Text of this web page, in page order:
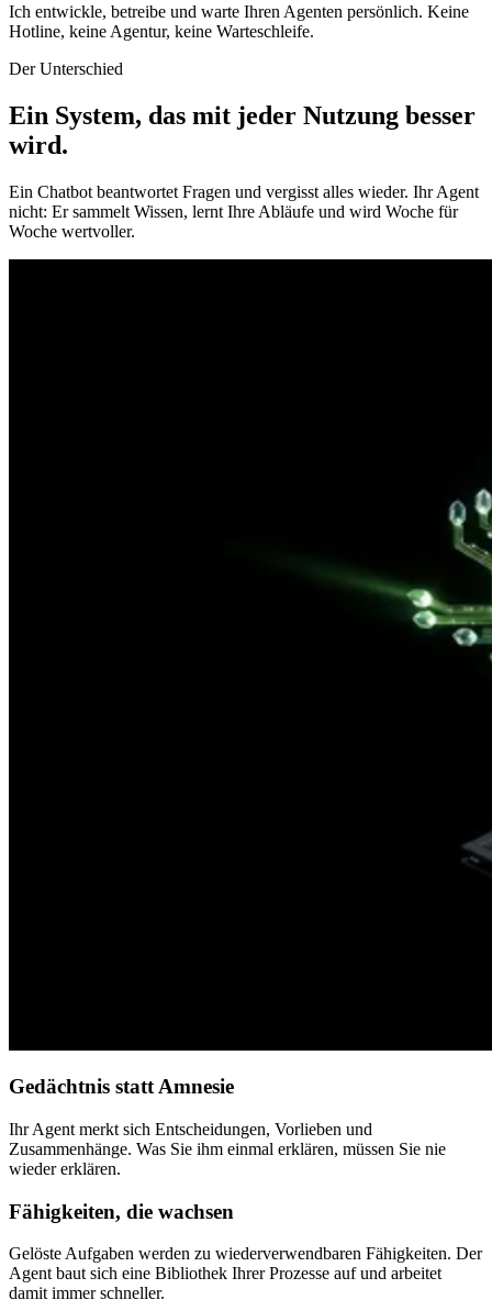
Ich entwickle, betreibe und warte Ihren Agenten persönlich. Keine
Hotline, keine Agentur, keine Warteschleife.
Der Unterschied
Ein System, das mit jeder Nutzung besser
wird.
Ein Chatbot beantwortet Fragen und vergisst alles wieder. Ihr Agent
nicht: Er sammelt Wissen, lernt Ihre Abläufe und wird Woche für
Woche wertvoller.
Gedächtnis statt Amnesie
Ihr Agent merkt sich Entscheidungen, Vorlieben und
Zusammenhänge. Was Sie ihm einmal erklären, müssen Sie nie
wieder erklären.
Fähigkeiten, die wachsen
Gelöste Aufgaben werden zu wiederverwendbaren Fähigkeiten. Der
Agent baut sich eine Bibliothek Ihrer Prozesse auf und arbeitet
damit immer schneller.